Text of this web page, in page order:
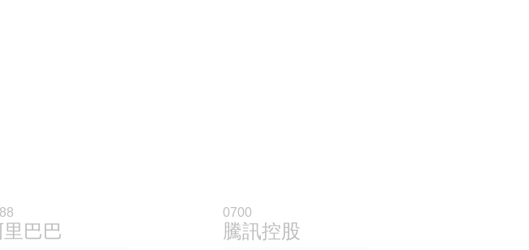
里巴巴
0700
騰訊控股